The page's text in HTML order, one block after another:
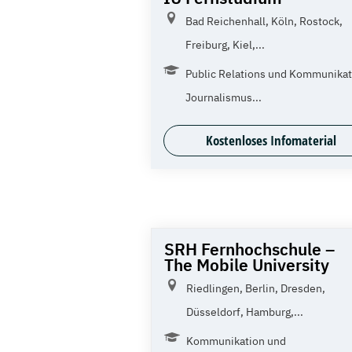
Bad Reichenhall, Köln, Rostock,
Freiburg, Kiel,...
Public Relations und
Journalismus...
Kostenloses Infomaterial
SRH Fernhochschule –
The Mobile University
Riedlingen, Berlin, Dresden,
Düsseldorf, Hamburg,...
Kommunikation und